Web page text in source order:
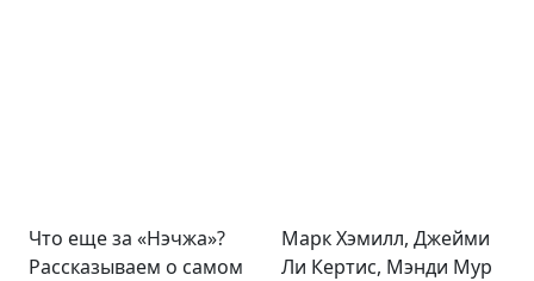
Что еще за «Нэчжа»?
Рассказываем о самом
Марк Хэмилл, Джейми
Ли Кертис, Мэнди Мур